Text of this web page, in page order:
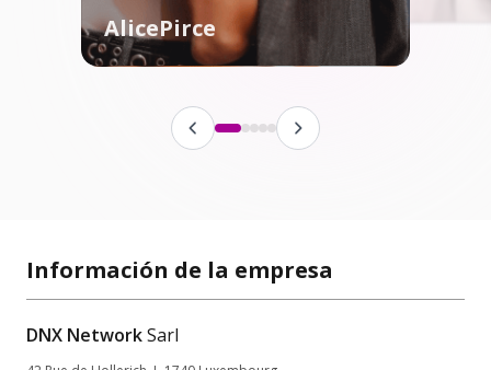
AlicePirce
Información de la empresa
DNX NetworkSarl